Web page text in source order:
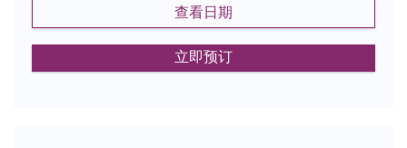
查看日期
立即预订